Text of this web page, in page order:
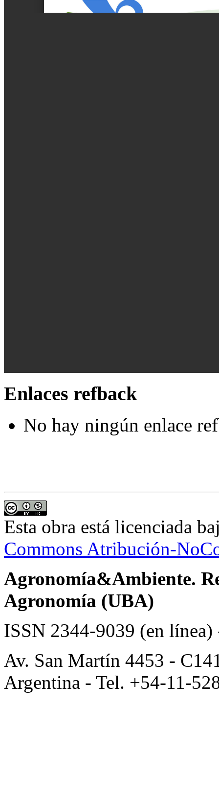
Enlaces refback
No hay ningún enlace
Esta obra está licenciada
Commons Atribución-
Agronomía&Ambiente.
Agronomía (UBA)
ISSN 2344-9039 (en
Av. San Martín 4453 -
Argentina - Tel. +54-11-